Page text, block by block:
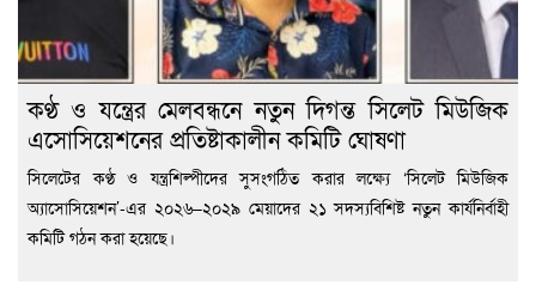
কণ্ঠ ও যন্ত্রের মেলবন্ধনে নতুন দিগন্ত সিলেট মিউজিক
এসোসিয়েশনের প্রতিষ্টাকালীন কমিটি ঘোষণা
সিলেটের কণ্ঠ ও যন্ত্রশিল্পীদের সুসংগঠিত করার লক্ষ্যে ‘সিলেট মিউজিক
অ্যাসোসিয়েশন’-এর ২০২৬–২০২৯ মেয়াদের ২১ সদস্যবিশিষ্ট নতুন কার্যনির্বাহী
কমিটি গঠন করা হয়েছে।